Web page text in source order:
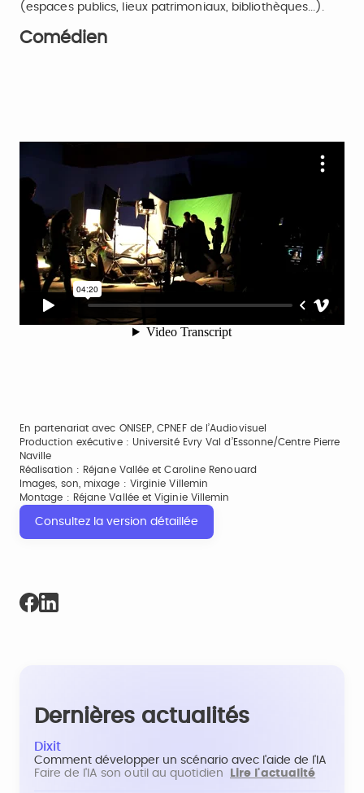
(espaces publics, lieux patrimoniaux, bibliothèques...).
Comédien
En partenariat avec ONISEP, CPNEF de l’Audiovisuel
Production exécutive : Université Evry Val d’Essonne/Centre Pierre
Naville
Réalisation : Réjane Vallée et Caroline Renouard
Images, son, mixage : Virginie Villemin
Montage : Réjane Vallée et Viginie Villemin
Consultez la version détaillée
Dernières actualités
Dixit
Comment développer un scénario avec l'aide de l'IA
Faire de l'IA son outil au quotidien
Lire l'actualité